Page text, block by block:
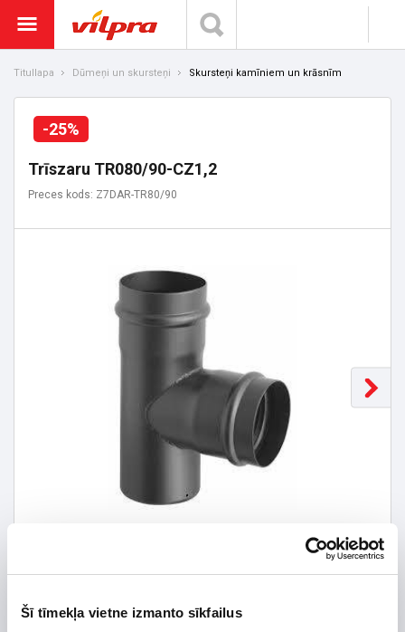
Šī tīmekļa vietne izmanto sīkfailus
Titullapa Dūmeņi un skursteņi Skursteņi kamīniem un krāsnīm
-25%
Trīszaru TR080/90-CZ1,2
Preces kods: Z7DAR-TR80/90